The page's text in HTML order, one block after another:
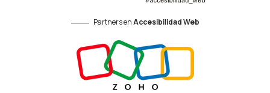
Partners enAccesibilidad Web